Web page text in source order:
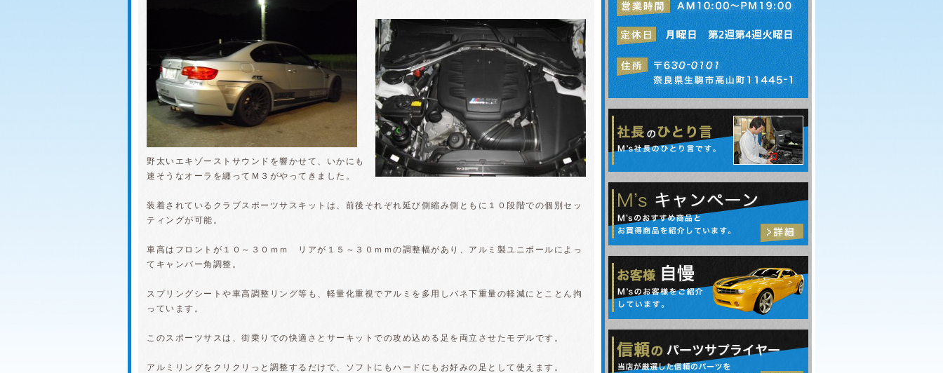
野太いエキゾーストサウンドを響かせて、いかにも
速そうなオーラを纏ってＭ３がやってきました。
装着されているクラブスポーツサスキットは、前後それぞれ延び側縮み側ともに１０段階での個別セッ
ティングが可能。
車高はフロントが１０～３０ｍｍ リアが１５～３０ｍｍの調整幅があり、アルミ製ユニボールによっ
てキャンバー角調整。
スプリングシートや車高調整リング等も、軽量化重視でアルミを多用しバネ下重量の軽減にとことん拘
っています。
このスポーツサスは、街乗りでの快適さとサーキットでの攻め込める足を両立させたモデルです。
アルミリングをクリクリっと調整するだけで、ソフトにもハードにもお好みの足として使えます。